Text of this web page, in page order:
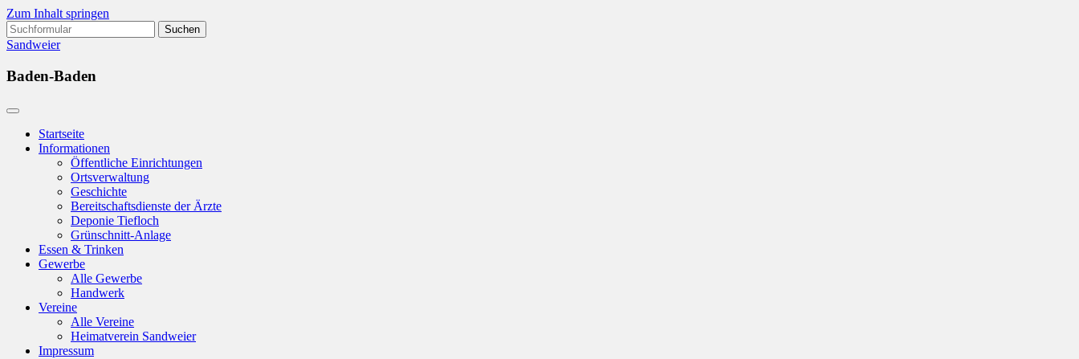
Zum Inhalt springen
Suchen
nach:
Sandweier
Baden-Baden
Startseite
Informationen
Öffentliche Einrichtungen
Ortsverwaltung
Geschichte
Bereitschaftsdienste der Ärzte
Deponie Tiefloch
Grünschnitt-Anlage
Essen & Trinken
Gewerbe
Alle Gewerbe
Handwerk
Vereine
Alle Vereine
Heimatverein Sandweier
Impressum